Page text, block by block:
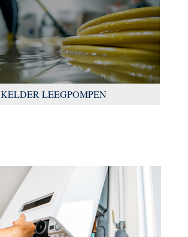
KELDER LEEGPOMPEN